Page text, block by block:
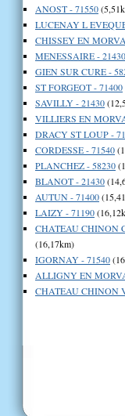
ANOST - 71550
LUCENAY L
CHISSEY EN
MENESSAIRE - 21430
GIEN SUR CURE -
ST FORGEOT - 71400
SAVILLY - 21430
VILLIERS EN
DRACY ST LOUP -
CORDESSE - 71540
PLANCHEZ - 58230
BLANOT - 21430
AUTUN - 71400
LAIZY - 71190
CHATEAU CHINON
(16,17km)
IGORNAY - 71540
ALLIGNY EN
CHATEAU CHINON